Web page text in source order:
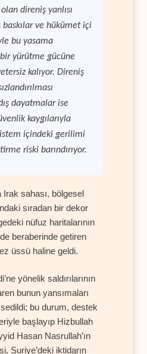
direniş yanlısı
baskılar ve hükümet içi
bu yasama
bir yürütme gücüne
kalıyor. Direniş
dayatmalar ise
kaygılarıyla
içindeki gerilimi
riski barındırıyor.
Irak sahası, bölgesel
sıradan bir dekor
nüfuz haritalarının
beraberinde getiren
üssü haline geldi.
yönelik saldırılarının
bunun yansımaları
bu durum, destek
başlayıp Hizbullah
Hasan Nasrullah’ın
Suriye’deki iktidarın